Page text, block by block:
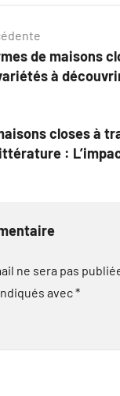
de maisons
à
closes à
:
ne sera pas
avec*